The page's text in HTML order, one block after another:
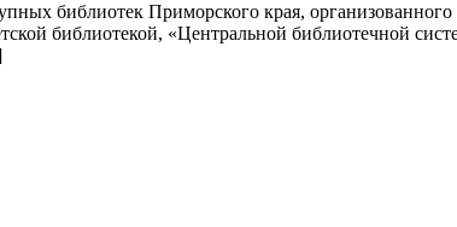
библиотек Приморского края,
библиотекой, «Центральной библиотечной